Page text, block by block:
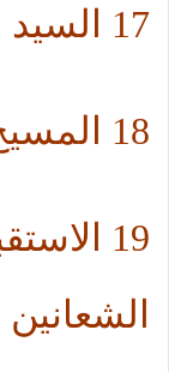
17 السيد المسيح في هيكله
18 المسيح فصحنا
19 الاستقبال الروحي لعيد أحد
الشعانين